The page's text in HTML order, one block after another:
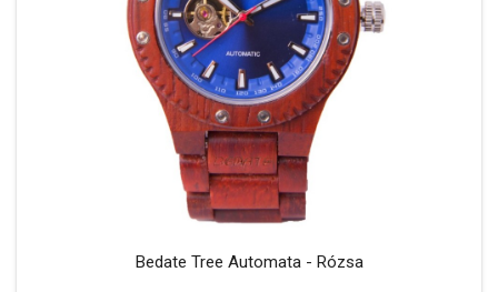
Bedate Tree Automata - Rózsa